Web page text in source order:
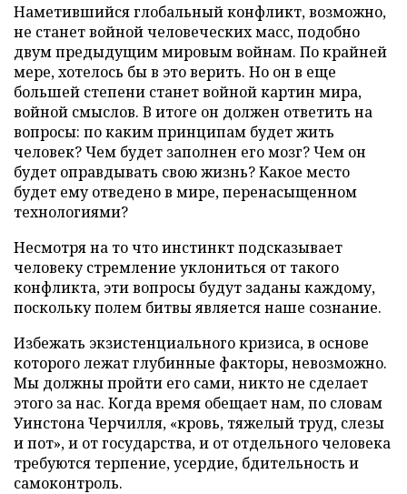
Наметившийся глобальный конфликт, возможно,
не станет войной человеческих масс, подобно
двум предыдущим мировым войнам. По крайней
мере, хотелось бы в это верить. Но он в еще
большей степени станет войной картин мира,
войной смыслов. В итоге он должен ответить на
вопросы: по каким принципам будет жить
человек? Чем будет заполнен его мозг? Чем он
будет оправдывать свою жизнь? Какое место
будет ему отведено в мире, перенасыщенном
технологиями?
Несмотря на то что инстинкт подсказывает
человеку стремление уклониться от такого
конфликта, эти вопросы будут заданы каждому,
поскольку полем битвы является наше сознание.
Избежать экзистенциального кризиса, в основе
которого лежат глубинные факторы, невозможно.
Мы должны пройти его сами, никто не сделает
этого за нас. Когда время обещает нам, по словам
Уинстона Черчилля, «кровь, тяжелый труд, слезы
и пот», и от государства, и от отдельного человека
требуются терпение, усердие, бдительность и
самоконтроль.